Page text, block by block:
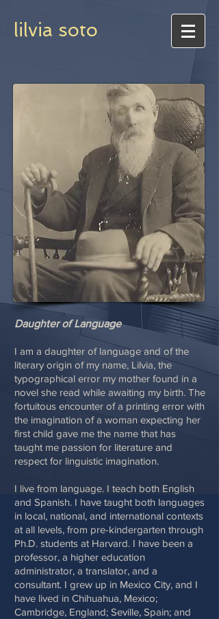
lilvia soto
Daughter of Language
I am a daughter of language and of the
literary origin of my name, Lilvia, the
typographical error my mother found in a
novel she read while awaiting my birth. The
fortuitous encounter of a printing error with
the imagination of a woman expecting her
first child gave me the name that has
taught me passion for literature and
respect for linguistic imagination.
I live from language. I teach both English
and Spanish. I have taught both languages
in local, national, and international contexts
at all levels, from pre-kindergarten through
Ph.D. students at Harvard. I have been a
professor, a higher education
administrator, a translator, and a
consultant. I grew up in Mexico City, and I
have lived in Chihuahua, Mexico;
Cambridge, England; Seville, Spain; and